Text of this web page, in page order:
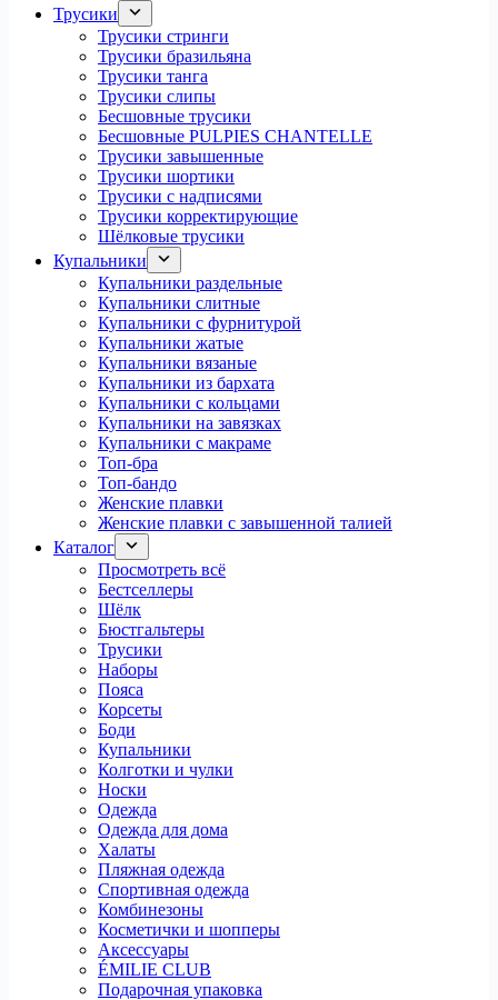
Трусики
Трусики стринги
Трусики бразильяна
Трусики танга
Трусики слипы
Бесшовные трусики
Бесшовные PULPIES CHANTELLE
Трусики завышенные
Трусики шортики
Трусики с надписями
Трусики корректирующие
Шёлковые трусики
Купальники
Купальники раздельные
Купальники слитные
Купальники с фурнитурой
Купальники жатые
Купальники вязаные
Купальники из бархата
Купальники с кольцами
Купальники на завязках
Купальники с макраме
Топ-бра
Топ-бандо
Женские плавки
Женские плавки с завышенной талией
Каталог
Просмотреть всё
Бестселлеры
Шёлк
Бюстгальтеры
Трусики
Наборы
Пояса
Корсеты
Боди
Купальники
Колготки и чулки
Носки
Одежда
Одежда для дома
Халаты
Пляжная одежда
Спортивная одежда
Комбинезоны
Косметички и шопперы
Аксессуары
ÉMILIE CLUB
Подарочная упаковка